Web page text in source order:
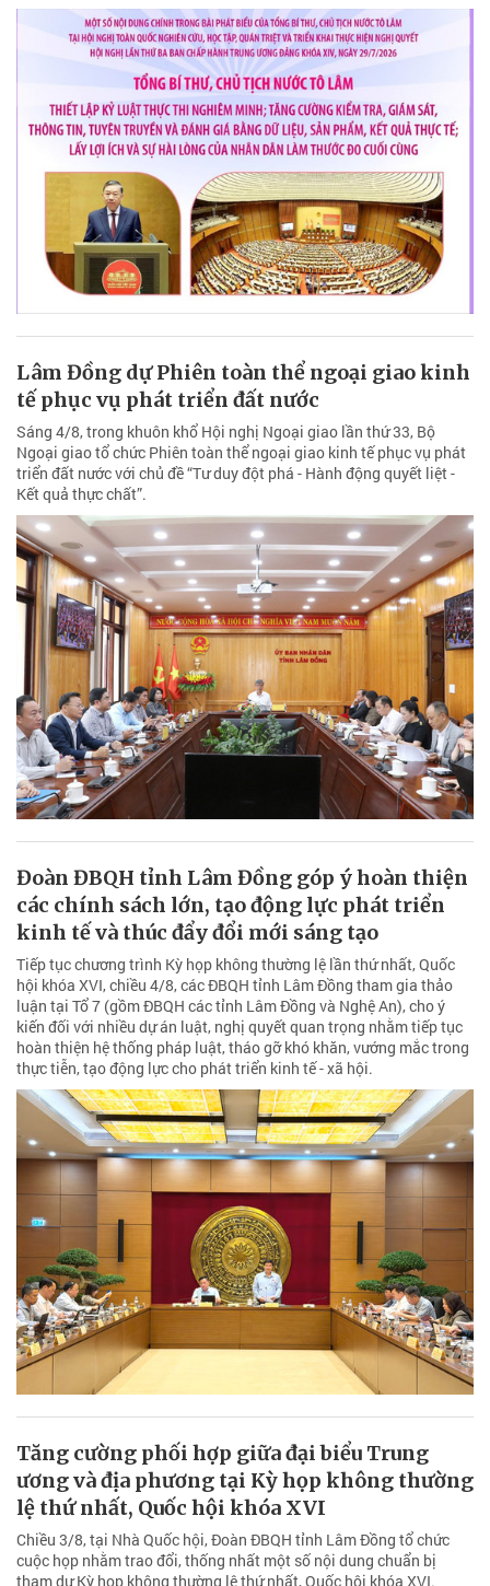
Lâm Đồng dự Phiên toàn thể ngoại giao kinh
tế phục vụ phát triển đất nước
Sáng 4/8, trong khuôn khổ Hội nghị Ngoại giao lần thứ 33, Bộ
Ngoại giao tổ chức Phiên toàn thể ngoại giao kinh tế phục vụ phát
triển đất nước với chủ đề “Tư duy đột phá - Hành động quyết liệt -
Kết quả thực chất”.
Đoàn ĐBQH tỉnh Lâm Đồng góp ý hoàn thiện
các chính sách lớn, tạo động lực phát triển
kinh tế và thúc đẩy đổi mới sáng tạo
Tiếp tục chương trình Kỳ họp không thường lệ lần thứ nhất, Quốc
hội khóa XVI, chiều 4/8, các ĐBQH tỉnh Lâm Đồng tham gia thảo
luận tại Tổ 7 (gồm ĐBQH các tỉnh Lâm Đồng và Nghệ An), cho ý
kiến đối với nhiều dự án luật, nghị quyết quan trọng nhằm tiếp tục
hoàn thiện hệ thống pháp luật, tháo gỡ khó khăn, vướng mắc trong
thực tiễn, tạo động lực cho phát triển kinh tế - xã hội.
Tăng cường phối hợp giữa đại biểu Trung
ương và địa phương tại Kỳ họp không thường
lệ thứ nhất, Quốc hội khóa XVI
Chiều 3/8, tại Nhà Quốc hội, Đoàn ĐBQH tỉnh Lâm Đồng tổ chức
cuộc họp nhằm trao đổi, thống nhất một số nội dung chuẩn bị
tham dự Kỳ họp không thường lệ thứ nhất, Quốc hội khóa XVI.